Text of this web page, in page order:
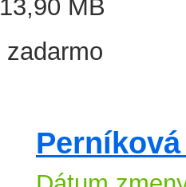
13,90 MB
zadarmo